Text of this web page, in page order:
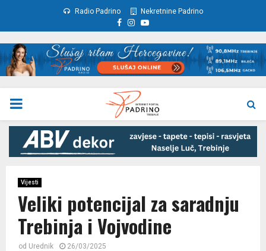
Radio Padrino Nekretnine Padrino
Facebook
Instagram
Youtube
PRIMARY
MENU
Vijesti
Veliki potencijal za saradnju
Trebinja i Vojvodine
od Urednik 26/03/2025